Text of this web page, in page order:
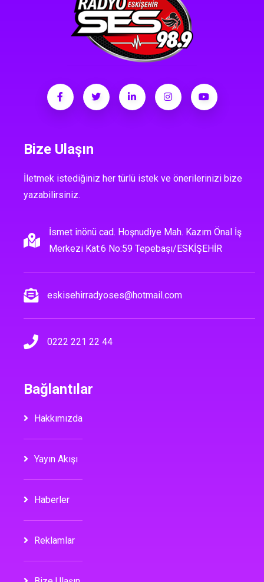
Bize Ulaşın
İletmek istediğiniz her türlü istek ve önerilerinizi bize
yazabilirsiniz.
İsmet inönü cad. Hoşnudiye Mah. Kazım Önal İş
Merkezi Kat:6 No:59 Tepebaşı/ESKİŞEHİR
eskisehirradyoses@hotmail.com
0222 221 22 44
Bağlantılar
Hakkımızda
Yayın Akışı
Haberler
Reklamlar